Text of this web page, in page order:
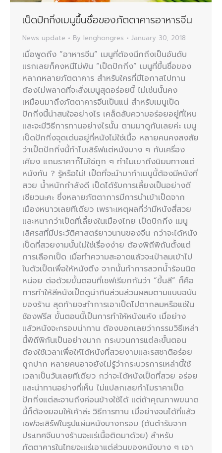
เป็ดปักกิ่งเมนูขึ้นชื่อของภัตตาคารอาหารจีน
News update By lenghongres January 30, 2018
เมื่อพูดถึง “อาหารจีน” เมนูที่ต้องนึกถึงเป็นอันดับ
แรกเลยก็คงหนีไม่พ้น “เป็ดปักกิ่ง” เมนูที่ขึ้นชื่อของ
หลากหลายภัตตาคาร สำหรับใครที่มีโอกาสไปทาน
ต้องไม่พลาดที่จะสั่งเมนูสุดอร่อยนี้ ไม่เช่นนั้นคง
เหมือนมาถึงภัตตาคารจีนเป็นแน่ สำหรับเมนูเป็ด
ปักกิ่งนี้น่าสนใจอย่างไร เคล็ดลับความอร่อยอยู่ที่ไหน
และจะมีวิธีการทานอย่างไรนั้น ตามมาดูกันเลยค่ะ เมนู
เป็ดปักกิ่งจุดเด่นอยู่ที่หนังไม่ใช่เนื้อ หลายคนคงสงสัย
ว่าเป็ดปักกิ่งนี้ทำไมเสิร์ฟแต่หนังบาง ๆ กับเครื่อง
เคียง แถมราคาก็ไม่ใช่ถูก ๆ ทำไมเขาถึงนิยมทางแต่
หนังกัน ? รู้หรือไม่! เป็ดที่จะนำมาทำเมนูนี้ต้องมีหนังที่
สวย น้ำหนักกำลังดี เป็ดได้รับการเลี้ยงเป็นอย่างดี
เชียวนะคะ ซึ่งหลายภัตตาการมีการนำเข้าเป็ดจาก
เมืองหนาวเลยทีเดียว เพราะเหตุผลที่ว่ามีหนังสี่สวย
และหนากว่าเป็ดที่เลี้ยงในเมืองไทย เป็ดปักกิ่ง เมนู
เลิศรสที่มีประวัติศาสตร์ยาวนานของจีน กว่าจะได้หนัง
เป็ดที่สวยงามนั้นไม่ใช่เรื่องง่าย ต้องพิถีพิถันตั้งแต่
การเลือกเป็ด เมื่อทำความสะอาดแล้วจะเป่าลมเข้าไป
ในตัวเป็ดเพื่อให้หนังตึง จากนั้นทำการลวกน้ำร้อนนิด
หน่อย ต่อด้วยขั้นตอนที่เชฟเรียกกันว่า “ขึ้นสี” ก็คือ
การทำให้สีหนังเป็ดดูน่ากินส่วนส่วนผสมตามแบบฉบับ
ของร้าน สุดท้ายจะทำการเอาเป็ดไปตากลมหรือแช่ใน
ช้องฟรีส ขั้นตอนนี้เป็นการทำให้หนังแห้ง เมื่อย่าง
แล้วหนังจะกรอบน่าทาน ต้องบอกเลยว่ากรรมวิธีเหล่า
นี้พิถีพิกันเป็นอย่างมาก กระบวนการแต่ละขั้นตอน
ต้องใช้เวลาเพื่อให้ได้หนังที่สวยงามและรสชาติอร่อย
ถูกปาก หลายคนอาจยังไม่รู้ว่ากระบวรการเหล่านี้ใช้
เวลาเป็นวันเลยทีเดียว กว่าจะได้หนังเป็ดที่สวย อร่อย
และน่าทานอย่างที่เห็น ไม่แปลกเลยทำไมราคาเป็ด
ปักกิ่งแต่ละจานถึงค่อนข้างใช้ได้ แต่ถ้าคุณภาพขนาด
นี้ก็ต้องยอมให้เค้าล่ะ วิธีการทาน เมื่อย่างจนได้ที่แล้ว
เชฟจะเสิร์ฟในรูปแผ่นหนังบางกรอบ (ต้นตำรับจาก
ประเทศจีนบางร้านจะแร่เนื้อติดมาด้วย) สำหรับ
ภัตตาคารในไทยจะแร่เอาแต่ส่วนของหนังบาง ๆ เอา